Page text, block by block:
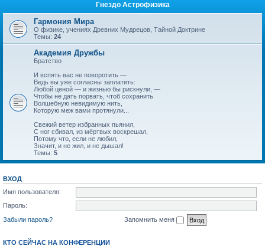
Гнездо Астрофизика
Гармония Мира
О физике, учениях Древних Мудрецов, Тайной Доктрине
Темы: 24
Академия Дружбы
Братство
И вспять вас не поворотить —
Ведь вы уже согласны заплатить:
Любой ценой — и жизнью бы рискнули, —
Чтобы не дать порвать, чтоб сохранить
Волшебную невидимую нить,
Которую меж вами протянули...
Свежий ветер избранных пьянил,
С ног сбивал, из мёртвых воскрешал,
Потому что, если не любил,
Значит, и не жил, и не дышал!
Темы: 5
ВХОД
Имя пользователя:
Пароль:
Забыли пароль?
Запомнить меня
КТО СЕЙЧАС НА КОНФЕРЕНЦИИ